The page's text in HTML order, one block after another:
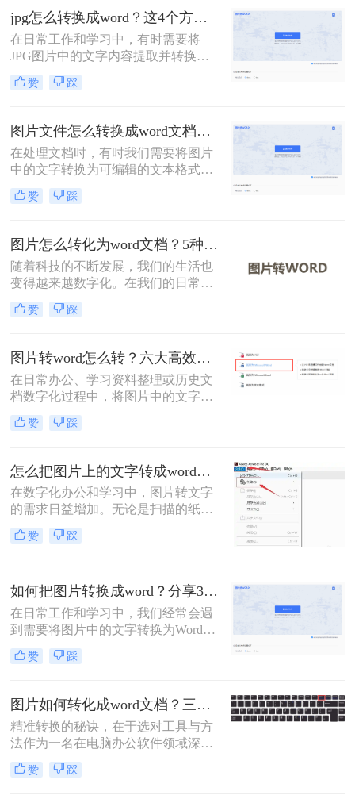
将介绍4种实用方法，助您高效完成
转换。
jpg怎么转换成word？这4个方法教你学会！
在日常工作和学习中，有时需要将
JPG图片中的文字内容提取并转换为
Word文档，以便于编辑和分享。那么
jpg怎么转换成word呢？本文将介绍四
赞 踩
图片文件怎么转换成word文档？教你4招轻松搞定！
在处理文档时，有时我们需要将图片
中的文字转换为可编辑的文本格式，
例如Word文档。这通常涉及到光学字
符识别（OCR）技术，它可以识别图
文本。那么图片文件怎么转换成word
文档呢？本文将介绍几种常用的方法
来实现图片到Word文档的转换。
赞 踩
图片怎么转化为word文档？5种实用方法详解！
随着科技的不断发展，我们的生活也
变得越来越数字化。在我们的日常生
活中，我们经常需要将图片转换成
Word文档。然而，这种转换可能需要
们将介绍图片怎么转化为word文档。
赞 踩
图片转word怎么转？六大高效转换方法指南！
在日常办公、学习资料整理或历史文
档数字化过程中，将图片中的文字精
准转换为可编辑的Word文档是高频需
求。那么图片转word怎么转呢？本文
各场景下的最佳选择，助你彻底摆脱
手动输入的繁琐。
赞 踩
怎么把图片上的文字转成word文档？5种常用高效方法详解！
在数字化办公和学习中，图片转文字
的需求日益增加。无论是扫描的纸质
文档、手机拍摄的笔记，还是网络图
片中的文本，将图片中的文字提取并
成word文档呢？本文将详细介绍五种
常用且高效的方法，帮助您快速选择
最适合的方案。
赞 踩
如何把图片转换成word？分享3种转换方法！
在日常工作和学习中，我们经常会遇
到需要将图片中的文字转换为Word文
档的情况。无论是为了编辑、修改还
是保存为可搜索的文本格式，将图片
能。那么如何把图片转换成word呢？
本文将介绍三种将图片转换成Word的
方法。
赞 踩
图片如何转化成word文档？三招精准转换，职场效率翻倍！
精准转换的秘诀，在于选对工具与方
法作为一名在电脑办公软件领域深耕
多年的测评博主，小编每天都会收到
大量读者的咨询：“如何把图片里的
赞 踩